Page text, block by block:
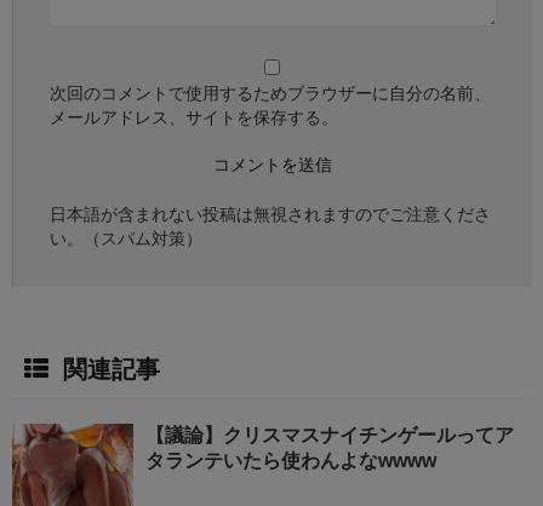
次回のコメントで使用するためブラウザーに自分の名前、
メールアドレス、サイトを保存する。
日本語が含まれない投稿は無視されますのでご注意くださ
い。（スパム対策）
関連記事
【議論】クリスマスナイチンゲールってア
タランテいたら使わんよなwwww